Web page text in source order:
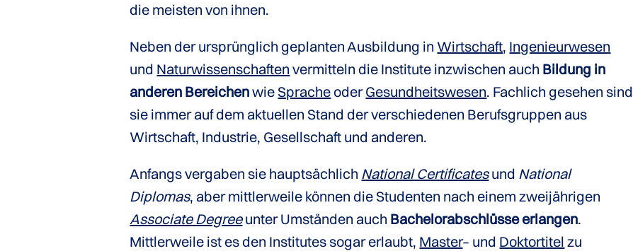
die meisten von ihnen.
Neben der ursprünglich geplanten Ausbildung in Wirtschaft, Ingenieurwesen
und Naturwissenschaften vermitteln die Institute inzwischen auch Bildung in
anderen Bereichenwie SpracheoderGesundheitswesen. Fachlich gesehen sind
sie immer auf dem aktuellen Stand der verschiedenen Berufsgruppen aus
Wirtschaft, Industrie, Gesellschaft und anderen.
Anfangs vergaben sie hauptsächlich National Certificatesund National
Diplomas, aber mittlerweile können die Studenten nach einem zweijährigen
Associate Degreeunter Umständen auch Bachelorabschlüsse erlangen.
Mittlerweile ist es den Institutes sogar erlaubt, Master– und Doktortitel zu